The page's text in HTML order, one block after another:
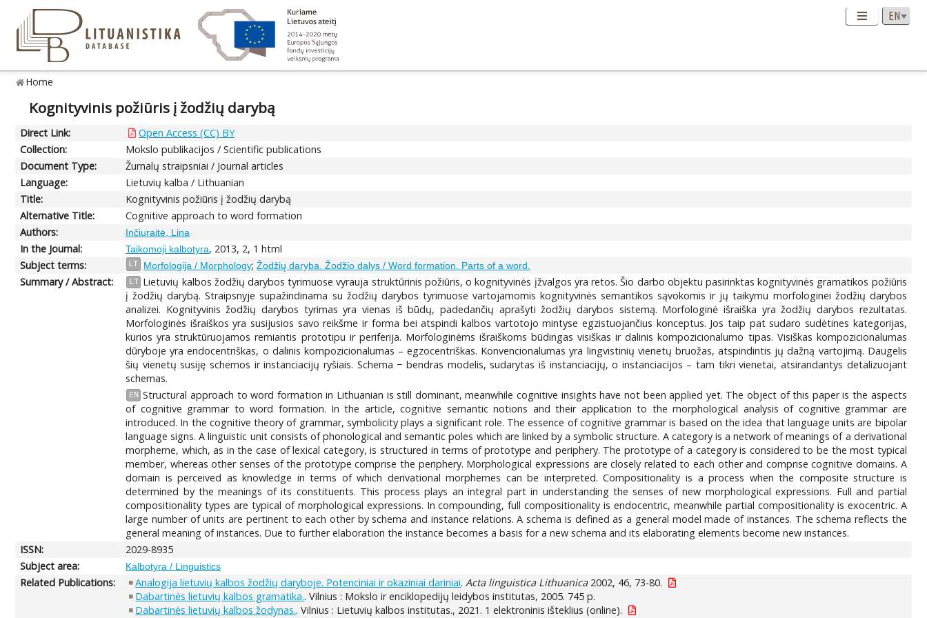
Home
Kognityvinis požiūris į žodžių darybą
Direct Link:
Open Access (CC) BY
Collection:
Mokslo publikacijos / Scientific publications
Document Type:
Žurnalų straipsniai / Journal articles
Language:
Lietuvių kalba / Lithuanian
Title:
Kognityvinis požiūris į žodžių darybą
Alternative Title:
Cognitive approach to word formation
Authors:
Inčiuraitė, Lina
In the Journal: Taikomoji kalbotyra, 2013, 2, 1 html
Subject terms:
LT Morfologija / Morphology;Žodžių daryba. Žodžio dalys / Word formation. Parts of a word.
Summary / Abstract: LT Lietuvių kalbos žodžių darybos tyrimuose vyrauja struktūrinis požiūris, o kognityvinės įžvalgos yra retos. Šio darbo objektu pasirinktas kognityvinės gramatikos požiūris
į žodžių darybą. Straipsnyje supažindinama su žodžių darybos tyrimuose vartojamomis kognityvinės semantikos sąvokomis ir jų taikymu morfologinei žodžių darybos
analizei. Kognityvinis žodžių darybos tyrimas yra vienas iš būdų, padedančių aprašyti žodžių darybos sistemą. Morfologinė išraiška yra žodžių darybos rezultatas.
Morfologinės išraiškos yra susijusios savo reikšme ir forma bei atspindi kalbos vartotojo mintyse egzistuojančius konceptus. Jos taip pat sudaro sudėtines kategorijas,
kurios yra struktūruojamos remiantis prototipu ir periferija. Morfologinėms išraiškoms būdingas visiškas ir dalinis kompozicionalumo tipas. Visiškas kompozicionalumas
dūryboje yra endocentriškas, o dalinis kompozicionalumas – egzocentriškas. Konvencionalumas yra lingvistinių vienetų bruožas, atspindintis jų dažną vartojimą. Daugelis
šių vienetų susiję schemos ir instanciacijų ryšiais. Schema − bendras modelis, sudarytas iš instanciacijų, o instanciacijos – tam tikri vienetai, atsirandantys detalizuojant
schemas.
EN Structural approach to word formation in Lithuanian is still dominant, meanwhile cognitive insights have not been applied yet. The object of this paper is the aspects
of cognitive grammar to word formation. In the article, cognitive semantic notions and their application to the morphological analysis of cognitive grammar are
introduced. In the cognitive theory of grammar, symbolicity plays a significant role. The essence of cognitive grammar is based on the idea that language units are bipolar
language signs. A linguistic unit consists of phonological and semantic poles which are linked by a symbolic structure. A category is a network of meanings of a derivational
morpheme, which, as in the case of lexical category, is structured in terms of prototype and periphery. The prototype of a category is considered to be the most typical
member, whereas other senses of the prototype comprise the periphery. Morphological expressions are closely related to each other and comprise cognitive domains. A
domain is perceived as knowledge in terms of which derivational morphemes can be interpreted. Compositionality is a process when the composite structure is
determined by the meanings of its constituents. This process plays an integral part in understanding the senses of new morphological expressions. Full and partial
compositionality types are typical of morphological expressions. In compounding, full compositionality is endocentric, meanwhile partial compositionality is exocentric. A
large number of units are pertinent to each other by schema and instance relations. A schema is defined as a general model made of instances. The schema reflects the
general meaning of instances. Due to further elaboration the instance becomes a basis for a new schema and its elaborating elements become new instances.
ISSN:
2029-8935
Subject area:
Kalbotyra / Linguistics
Related Publications: Analogija lietuvių kalbos žodžių daryboje. Potenciniai ir okaziniai dariniai. Acta linguistica Lithuanica2002, 46, 73-80.
Dabartinės lietuvių kalbos gramatika.. Vilnius : Mokslo ir enciklopedijų leidybos institutas, 2005. 745 p.
Dabartinės lietuvių kalbos žodynas.. Vilnius : Lietuvių kalbos institutas., 2021. 1 elektroninis išteklius (online).